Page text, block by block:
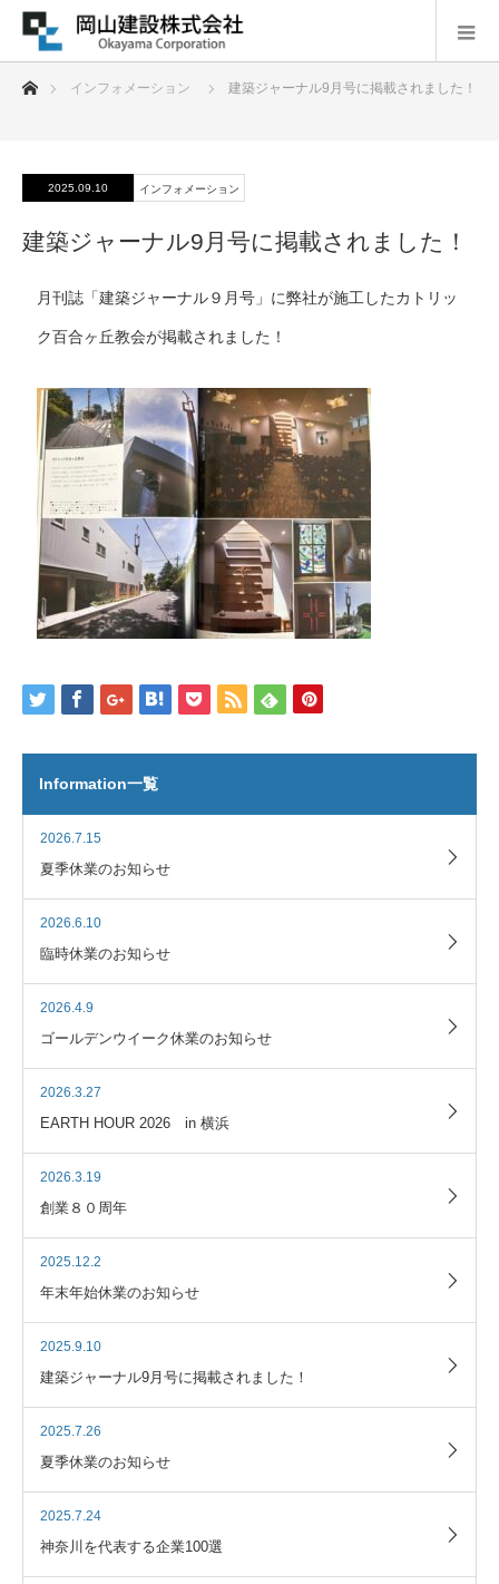
ホームインフォメーション 建築ジャーナル9月号に掲載されました！
2025.09.10 インフォメーション
建築ジャーナル9月号に掲載されました！
月刊誌「建築ジャーナル９月号」に弊社が施工したカトリッ
ク百合ヶ丘教会が掲載されました！
Information一覧
2026.7.15
夏季休業のお知らせ
2026.6.10
臨時休業のお知らせ
2026.4.9
ゴールデンウイーク休業のお知らせ
2026.3.27
EARTH HOUR 2026 in 横浜
2026.3.19
創業８０周年
2025.12.2
年末年始休業のお知らせ
2025.9.10
建築ジャーナル9月号に掲載されました！
2025.7.26
夏季休業のお知らせ
2025.7.24
神奈川を代表する企業100選